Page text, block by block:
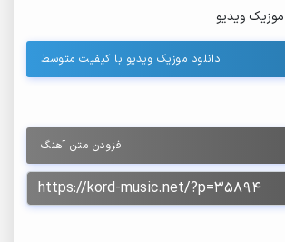
ویدیو
دانلود موزیک ویدیو با کیفیت متوسط
افزودن متن آهنگ